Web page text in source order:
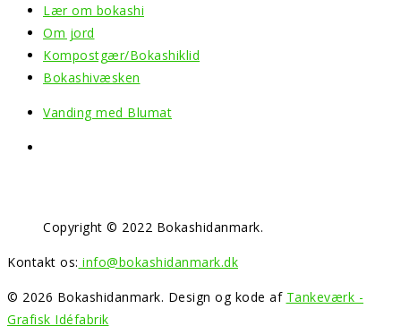
Lær om bokashi
Om jord
Kompostgær/Bokashiklid
Bokashivæsken
Vanding med Blumat
Copyright © 2022 Bokashidanmark.
Kontakt os: info@bokashidanmark.dk
© 2026 Bokashidanmark. Design og kode af Tankeværk -
Grafisk Idéfabrik